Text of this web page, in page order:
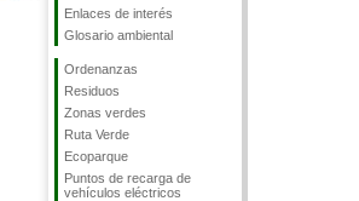
Enlaces de interés
Glosario ambiental
Ordenanzas
Residuos
Zonas verdes
Ruta Verde
Ecoparque
Puntos de recarga de
vehículos eléctricos